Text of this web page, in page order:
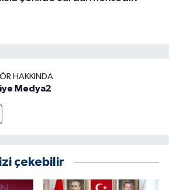
HAKKINDA
Medya2
çekebilir